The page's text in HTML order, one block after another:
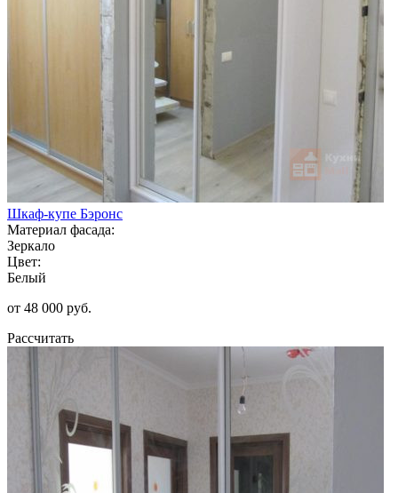
Шкаф-купе Бэронс
Материал фасада:
Зеркало
Цвет:
Белый
от 48 000 руб.
Рассчитать